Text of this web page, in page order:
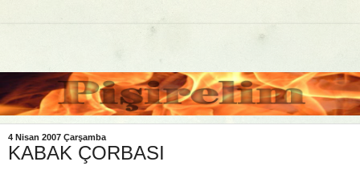
4 Nisan 2007 Çarşamba
KABAK ÇORBASI